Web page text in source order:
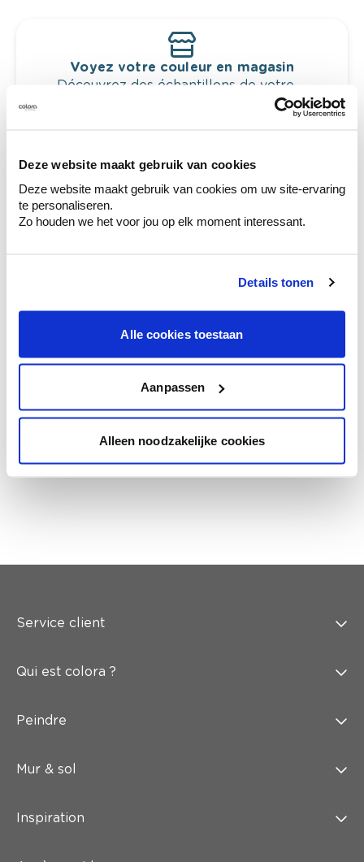
Deze website maakt gebruik van cookies
Deze website maakt gebruik van cookies om uw site-ervaring
te personaliseren.
Zo houden we het voor jou op elk moment interessant.
Details tonen
Alle cookies toestaan
Aanpassen
Alleen noodzakelijke cookies
Voyez votre couleur en magasin
Découvrez des échantillons de votre
Obtenez des conseils personnalisés sur la
combinaison de couleurs.
Conseil couleur à domicile
l'éclairage et de votre mobilier.
Obtenez un contrôle technologique de vos
murs.
Service client
Qui est colora ?
Peindre
Mur & sol
Inspiration